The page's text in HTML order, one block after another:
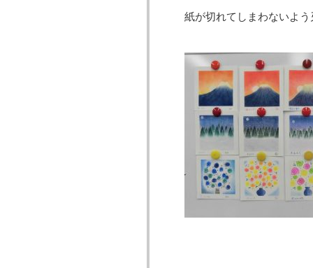
紙が切れてしまわないよ